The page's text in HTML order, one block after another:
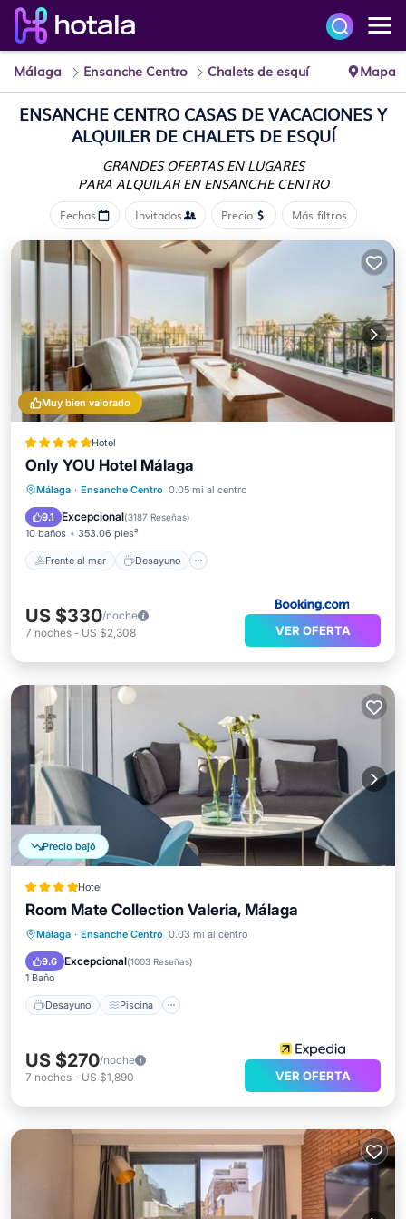
Málaga Ensanche Centro Chalets de esquí Mapa
ENSANCHE CENTRO CASAS DE VACACIONES Y
ALQUILER DE CHALETS DE ESQUÍ
GRANDES OFERTAS EN LUGARES
PARA ALQUILAR EN ENSANCHE CENTRO
Fechas Invitados Precio Más filtros
Muy bien valorado
Hotel
Only YOU Hotel Málaga
Málaga · Ensanche Centro 0.05 mi al centro
9.1 Excepcional(3187 Reseñas)
10 baños 353.06 pies²
Frente al mar Desayuno
Frente al mar Desayuno
Vista al mar
US $330/noche
7 noches - US $2,308 VER OFERTA
Precio bajó
Hotel
Room Mate Collection Valeria, Málaga
Málaga · Ensanche Centro 0.03 mi al centro
9.6 Excepcional(1003 Reseñas)
1 Baño
Desayuno Piscina
Desayuno Piscina
Balcón/Terraza
Cocina
US $270/noche
7 noches - US $1,890 VER OFERTA